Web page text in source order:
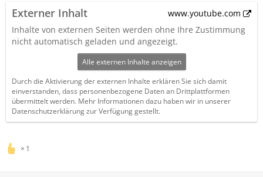
Externer Inhalt
www.youtube.com
Inhalte von externen Seiten werden ohne Ihre Zustimmung
nicht automatisch geladen und angezeigt.
Alle externen Inhalte anzeigen
Durch die Aktivierung der externen Inhalte erklären Sie sich damit
einverstanden, dass personenbezogene Daten an Drittplattformen
übermittelt werden. Mehr Informationen dazu haben wir in unserer
Datenschutzerklärung zur Verfügung gestellt.
1